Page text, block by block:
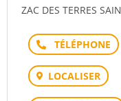
ZAC DES TERRES
Téléphone
LOCALISER